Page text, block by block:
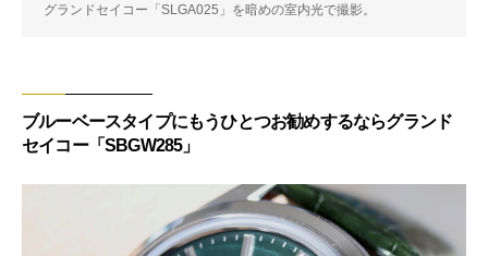
グランドセイコー「SLGA025」を暗めの室内光で撮影。
ブルーベースタイプにもうひとつお勧めするならグランド
セイコー「SBGW285」